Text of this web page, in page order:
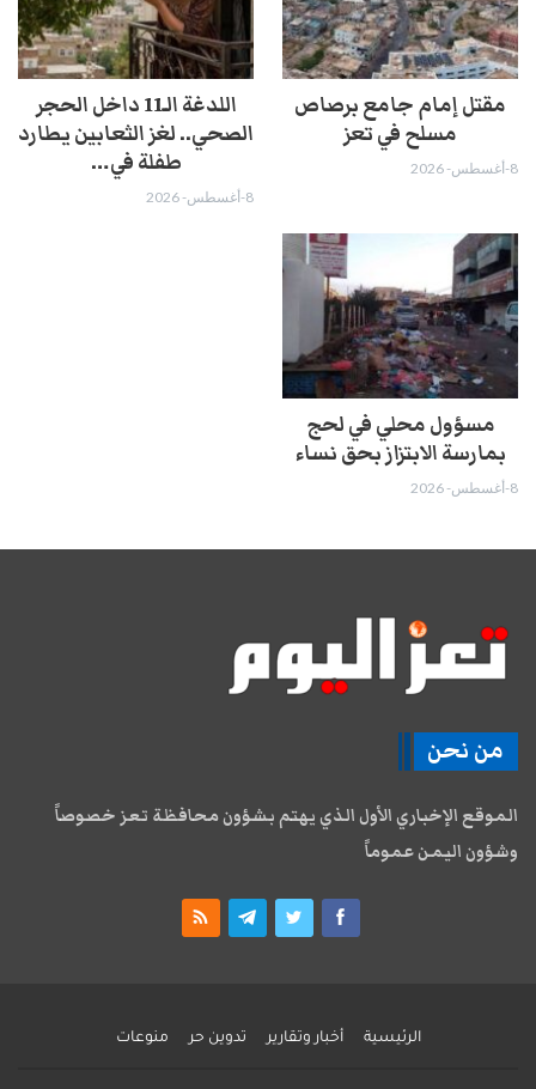
مقتل إمام جامع برصاص
مسلح في تعز
8-أغسطس- 2026
اللدغة الـ11 داخل الحجر
الصحي.. لغز الثعابين يطارد
طفلة في…
8-أغسطس- 2026
مسؤول محلي في لحج
بمارسة الابتزاز بحق نساء
8-أغسطس- 2026
من نحن
الموقع الإخباري الأول الذي يهتم بشؤون محافظة تعز خصوصاً
وشؤون اليمن عموماً
الرئيسية أخبار وتقارير تدوين حر منوعات